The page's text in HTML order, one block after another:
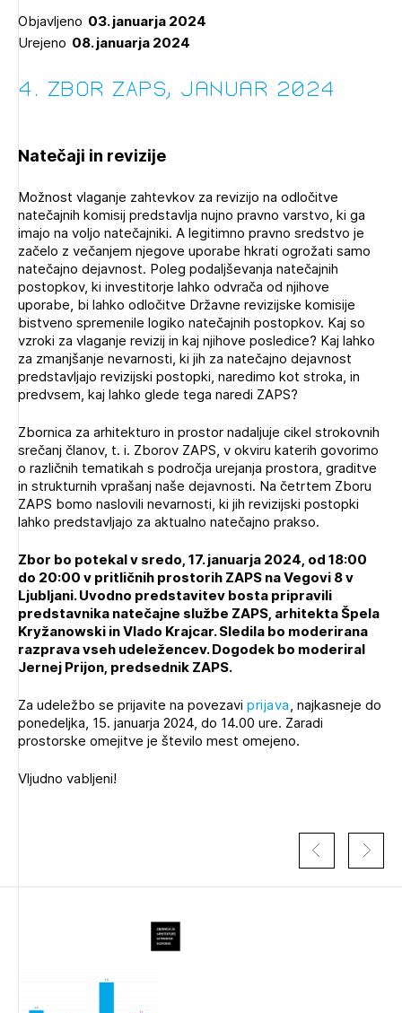
registriranim uporabnikom. Da lahko do nje
Objavljeno 03. januarja 2024
Urejeno 08. januarja 2024
4. Zbor ZAPS, januar 2024
Natečaji in revizije
Možnost vlaganje zahtevkov za revizijo na odločitve
natečajnih komisij predstavlja nujno pravno varstvo, ki ga
imajo na voljo natečajniki. A legitimno pravno sredstvo je
začelo z večanjem njegove uporabe hkrati ogrožati samo
natečajno dejavnost. Poleg podaljševanja natečajnih
postopkov, ki investitorje lahko odvrača od njihove
uporabe, bi lahko odločitve Državne revizijske komisije
bistveno spremenile logiko natečajnih postopkov. Kaj so
vzroki za vlaganje revizij in kaj njihove posledice? Kaj lahko
za zmanjšanje nevarnosti, ki jih za natečajno dejavnost
predstavljajo revizijski postopki, naredimo kot stroka, in
predvsem, kaj lahko glede tega naredi ZAPS?
Zbornica za arhitekturo in prostor nadaljuje cikel strokovnih
srečanj članov, t. i. Zborov ZAPS, v okviru katerih govorimo
o različnih tematikah s področja urejanja prostora, graditve
in strukturnih vprašanj naše dejavnosti. Na četrtem Zboru
ZAPS bomo naslovili nevarnosti, ki jih revizijski postopki
lahko predstavljajo za aktualno natečajno prakso.
Zbor bo potekal v sredo, 17. januarja 2024, od 18:00
do 20:00 v pritličnih prostorihZAPS na Vegovi 8 v
Ljubljani. Uvodno predstavitev bosta pripravili
predstavnikanatečajne službe ZAPS, arhitekta Špela
Kryžanowski in Vlado Krajcar. Sledila bo moderirana
razprava vseh udeležencev. Dogodek bo moderiral
Jernej Prijon, predsednik ZAPS.
Za udeležbo se prijavite na povezavi prijava, najkasneje do
ponedeljka, 15. januarja 2024, do 14.00 ure. Zaradi
prostorske omejitve je število mest omejeno.
Vljudno vabljeni!
PRIJAVITE SE
Novičnik natečajev
Tedenski novičnik javnih naročil